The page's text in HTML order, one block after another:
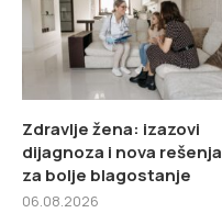
Zdravlje žena: izazovi
dijagnoza i nova rešenja
za bolje blagostanje
06.08.2026